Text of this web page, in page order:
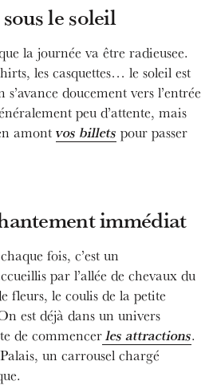
le soleil
la journée va être radieusee.
les casquettes… le soleil est
doucement vers l’entrée
peu d’attente, mais
amont vos billets pour passer
immédiat
fois, c’est un
par l’allée de chevaux du
fleurs, le coulis de la petite
est déjà dans un univers
de commencerles attractions.
un carrousel chargé